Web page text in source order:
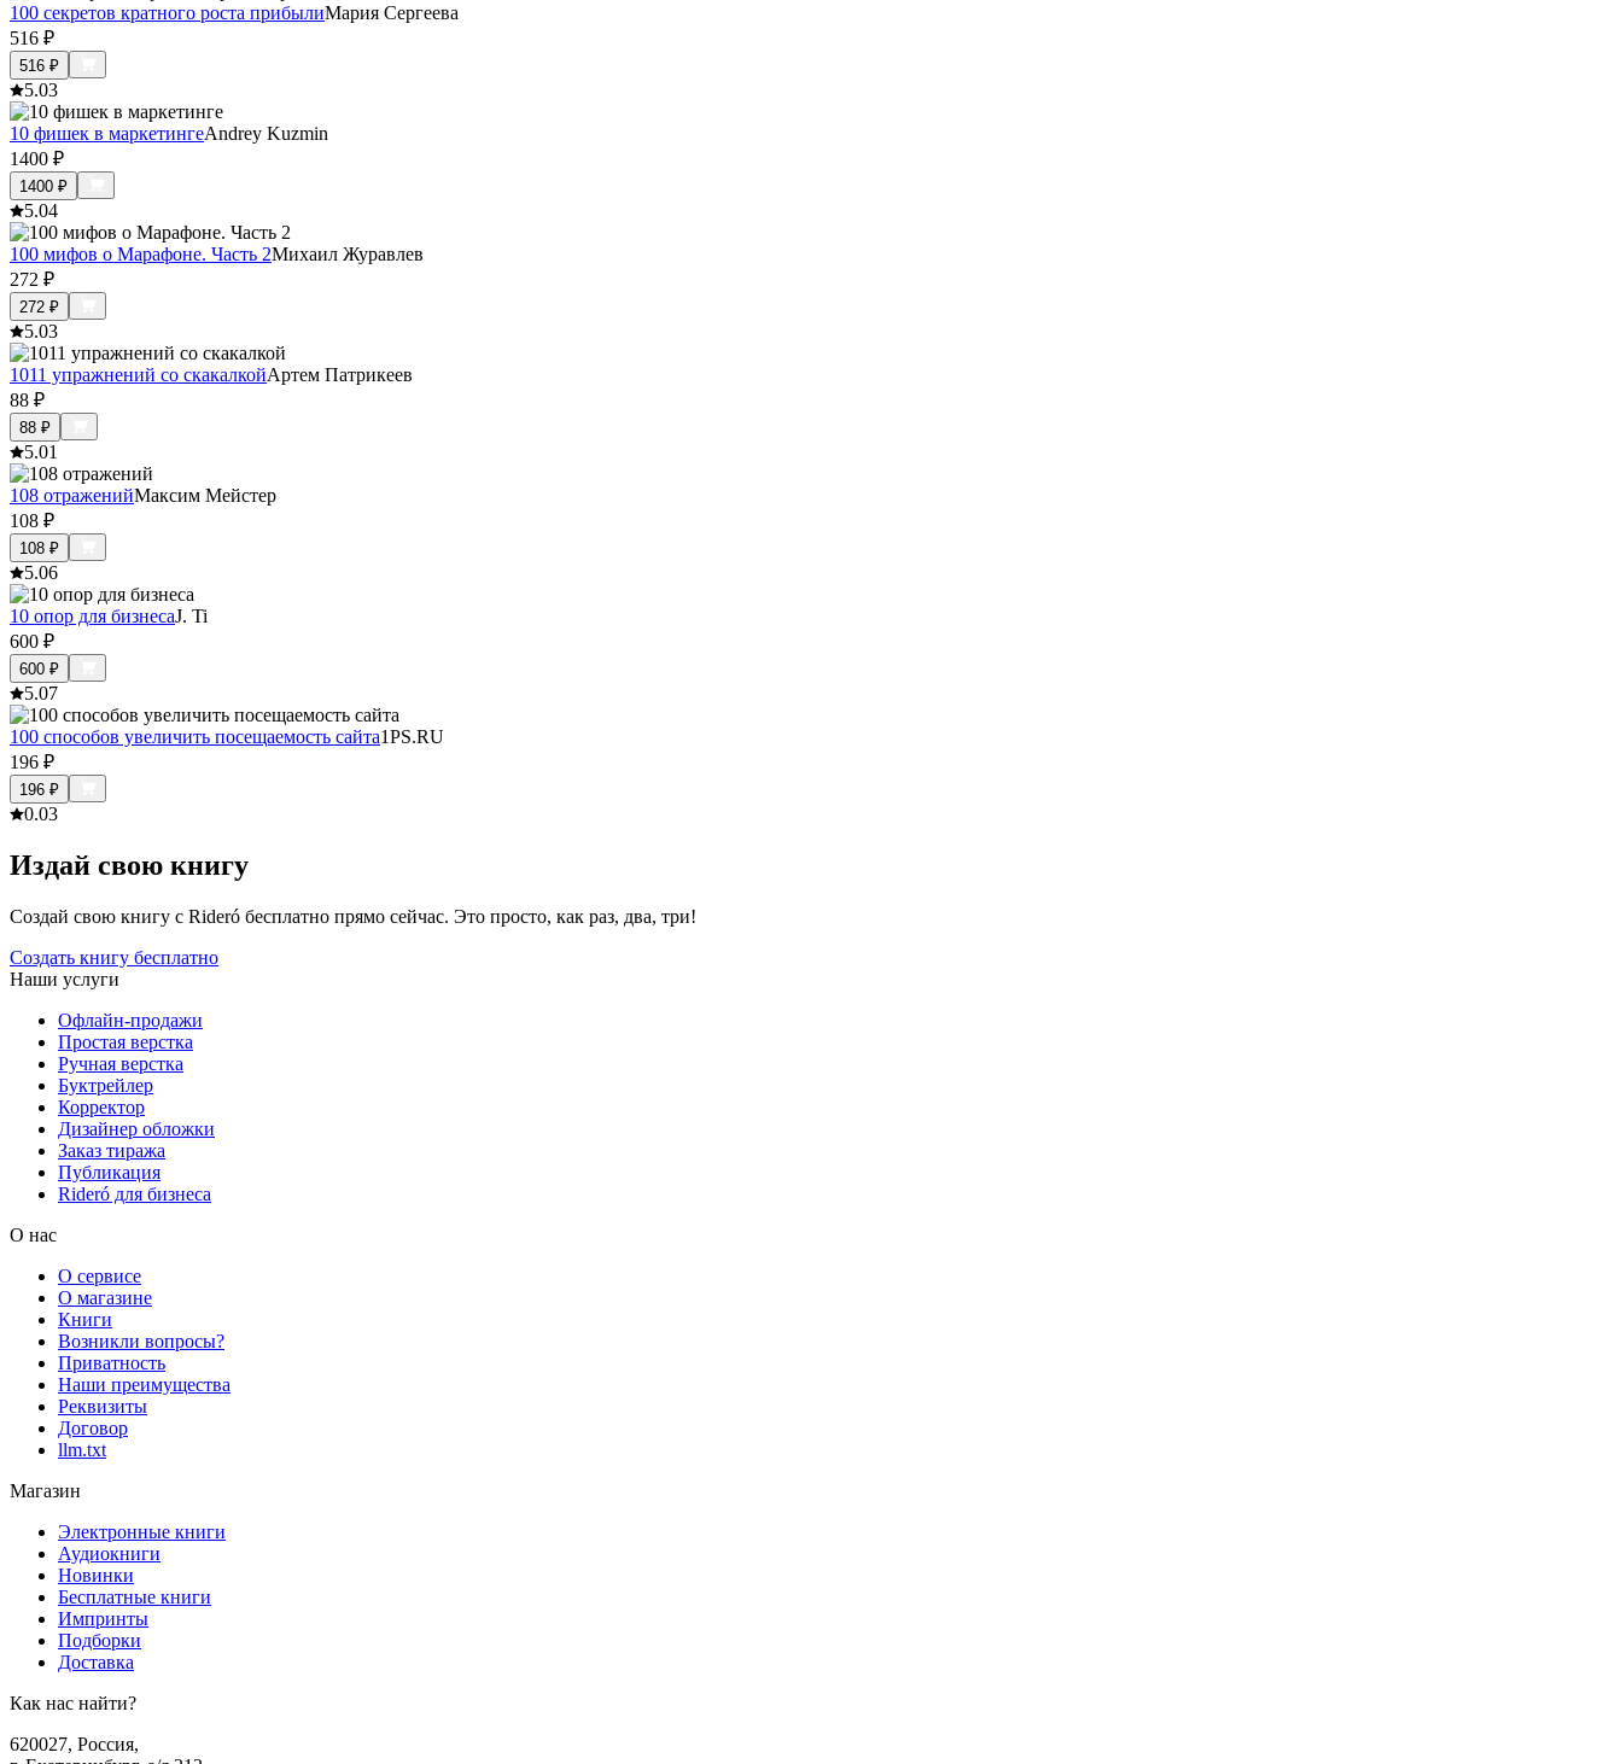
100 секретов кратного роста прибылиМария Сергеева
516 ₽
516 ₽
5.03
10 фишек в маркетингеAndrey Kuzmin
1400 ₽
1400 ₽
5.04
100 мифов о Марафоне. Часть 2Михаил Журавлев
272 ₽
272 ₽
5.03
1011 упражнений со скакалкойАртем Патрикеев
88 ₽
88 ₽
5.01
108 отраженийМаксим Мейстер
108 ₽
108 ₽
5.06
10 опор для бизнесаJ. Ti
600 ₽
600 ₽
5.07
100 способов увеличить посещаемость сайта1PS.RU
196 ₽
196 ₽
0.03
Издай свою книгу
Создай свою книгу с Rideró бесплатно прямо сейчас. Это просто, как раз, два, три!
Создать книгу бесплатно
Наши услуги
Офлайн-продажи
Простая верстка
Ручная верстка
Буктрейлер
Корректор
Дизайнер обложки
Заказ тиража
Публикация
Rideró для бизнеса
О нас
О сервисе
О магазине
Книги
Возникли вопросы?
Приватность
Наши преимущества
Реквизиты
Договор
llm.txt
Магазин
Электронные книги
Аудиокниги
Новинки
Бесплатные книги
Импринты
Подборки
Доставка
Как нас найти?
620027, Россия,